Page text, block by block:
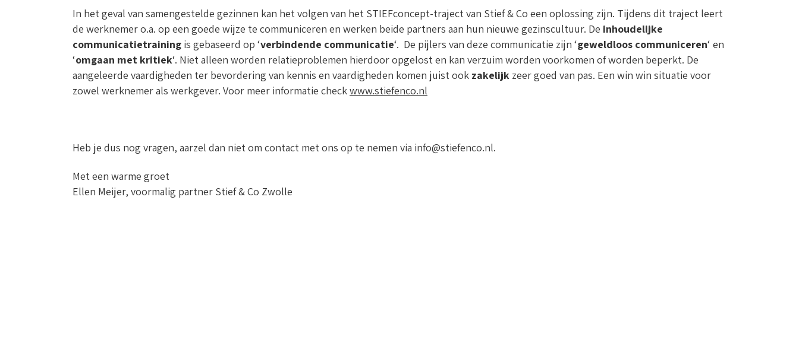
In het geval van samengestelde gezinnen kan het volgen van het STIEFconcept-traject van Stief & Co een oplossing zijn. Tijdens dit traject leert
de werknemer o.a. op een goede wijze te communiceren en werken beide partners aan hun nieuwe gezinscultuur. De inhoudelijke
communicatietraining is gebaseerd op ‘verbindende communicatie‘. De pijlers van deze communicatie zijn ‘geweldloos communiceren‘ en
‘omgaan met kritiek‘. Niet alleen worden relatieproblemen hierdoor opgelost en kan verzuim worden voorkomen of worden beperkt. De
aangeleerde vaardigheden ter bevordering van kennis en vaardigheden komen juist ook zakelijk zeer goed van pas. Een win win situatie voor
zowel werknemer als werkgever. Voor meer informatie checkwww.stiefenco.nl
Heb je dus nog vragen, aarzel dan niet om contact met ons op te nemen via info@stiefenco.nl.
Met een warme groet
Ellen Meijer, voormalig partner Stief & Co Zwolle